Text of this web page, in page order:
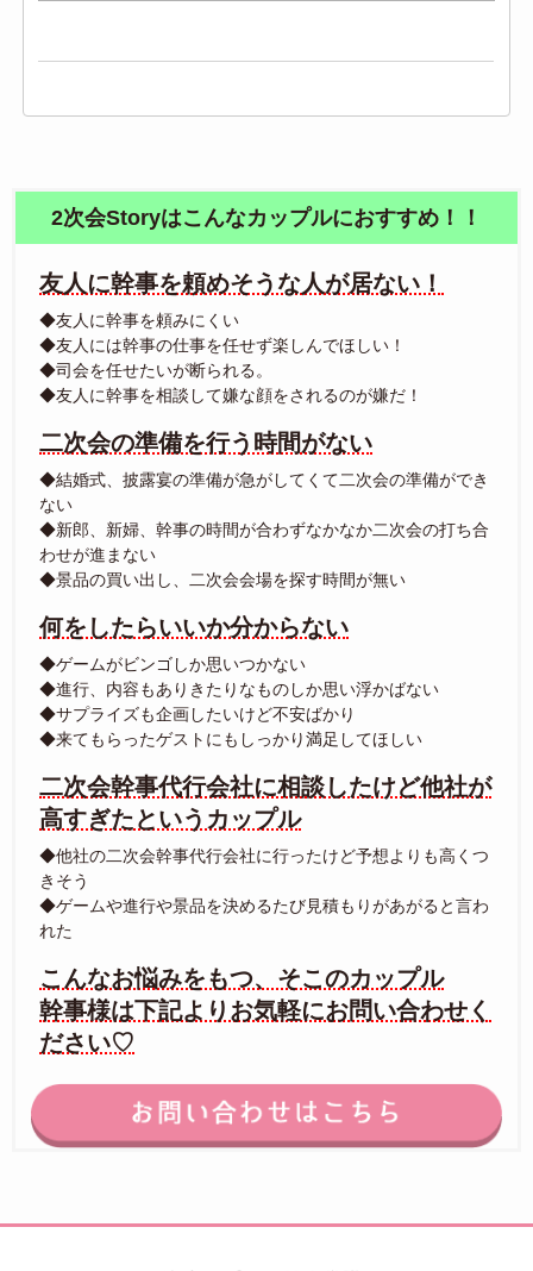
2次会Storyはこんなカップルにおすすめ！！
友人に幹事を頼めそうな人が居ない！
◆友人に幹事を頼みにくい
◆友人には幹事の仕事を任せず楽しんでほしい！
◆司会を任せたいが断られる。
◆友人に幹事を相談して嫌な顔をされるのが嫌だ！
二次会の準備を行う時間がない
◆結婚式、披露宴の準備が急がしてくて二次会の準備ができ
ない
◆新郎、新婦、幹事の時間が合わずなかなか二次会の打ち合
わせが進まない
◆景品の買い出し、二次会会場を探す時間が無い
何をしたらいいか分からない
◆ゲームがビンゴしか思いつかない
◆進行、内容もありきたりなものしか思い浮かばない
◆サプライズも企画したいけど不安ばかり
◆来てもらったゲストにもしっかり満足してほしい
二次会幹事代行会社に相談したけど他社が
高すぎたというカップル
◆他社の二次会幹事代行会社に行ったけど予想よりも高くつ
きそう
◆ゲームや進行や景品を決めるたび見積もりがあがると言わ
れた
こんなお悩みをもつ、そこのカップル
幹事様は下記よりお気軽にお問い合わせく
ださい♡